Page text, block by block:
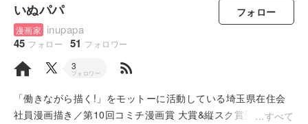
いぬパパ
漫画家 inupapa
45 フォロー 51 フォロワー
フォロー
3
フォロワー rss_feed
「働きながら描く!」をモットーに活動している埼玉県在住会
社員漫画描き／第10回コミチ漫画賞 大賞&縦スク賞受賞／ウサ
すべて